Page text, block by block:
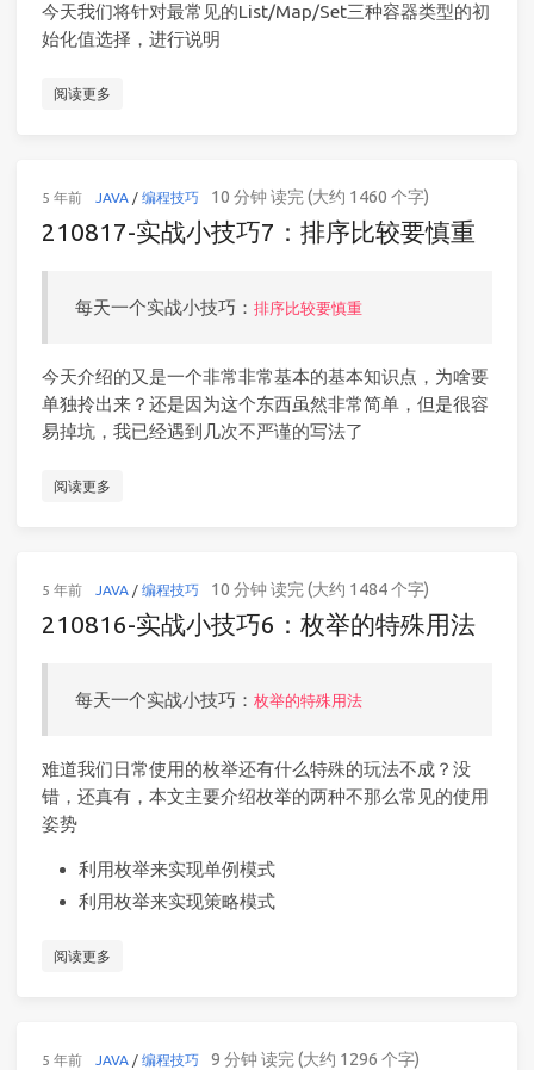
今天我们将针对最常见的List/Map/Set三种容器类型的初
始化值选择，进行说明
阅读更多
5 年前 JAVA/ 编程技巧 10 分钟 读完 (大约 1460 个字)
210817-实战小技巧7：排序比较要慎重
每天一个实战小技巧：排序比较要慎重
今天介绍的又是一个非常非常基本的基本知识点，为啥要
单独拎出来？还是因为这个东西虽然非常简单，但是很容
易掉坑，我已经遇到几次不严谨的写法了
阅读更多
5 年前 JAVA/ 编程技巧 10 分钟 读完 (大约 1484 个字)
210816-实战小技巧6：枚举的特殊用法
每天一个实战小技巧：枚举的特殊用法
难道我们日常使用的枚举还有什么特殊的玩法不成？没
错，还真有，本文主要介绍枚举的两种不那么常见的使用
姿势
利用枚举来实现单例模式
利用枚举来实现策略模式
阅读更多
5 年前 JAVA / 编程技巧 9 分钟 读完 (大约 1296 个字)